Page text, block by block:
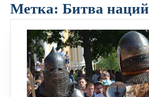
Метка: Битва наций